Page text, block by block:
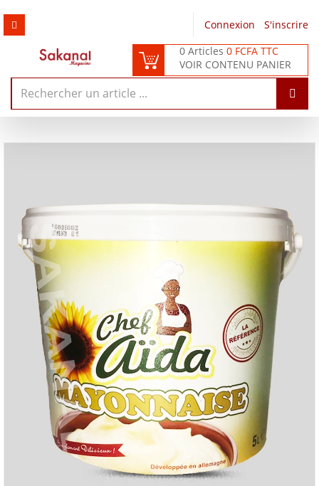
Connexion
S'inscrire
0 Articles0 FCFA TTC
VOIR CONTENU PANIER